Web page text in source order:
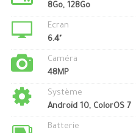
8Go, 128Go
Ecran
6.4"
Caméra
48MP
Système
Android 10, ColorOS 7
Batterie